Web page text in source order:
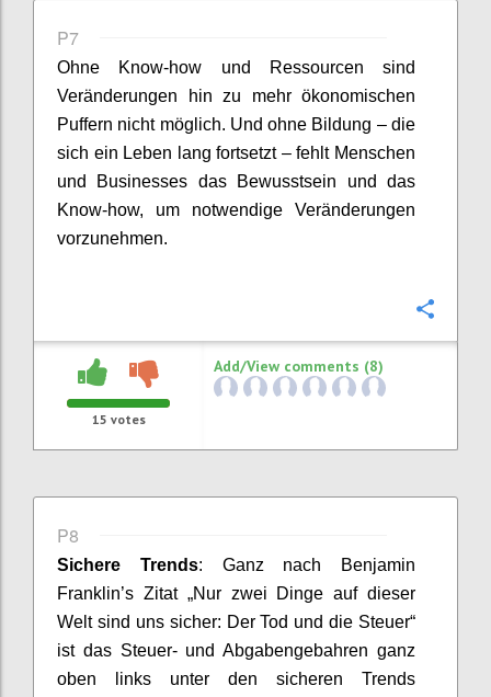
P7
Ohne Know-how und Ressourcen sind
Veränderungen hin zu mehr ökonomischen
Puffern nicht möglich. Und ohne Bildung – die
sich ein Leben lang fortsetzt – fehlt Menschen
und Businesses das Bewusstsein und
das
Know-how, um notwendige Veränderungen
vorzunehmen.
15 votes
Add/View comments (8)
P8
Sichere Trends: Ganz nach Benjamin
Franklin’s Zitat „Nur zwei Dinge auf dieser
Welt sind uns sicher: Der Tod und die Steuer“
ist das Steuer- undAbgabengebahren ganz
oben
links unter den sicheren Trends